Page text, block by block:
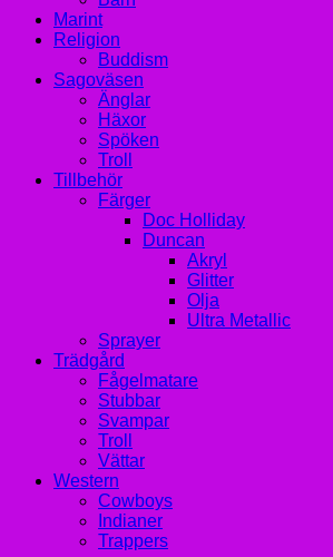
Marint
Religion
Buddism
Sagoväsen
Änglar
Häxor
Spöken
Troll
Tillbehör
Färger
Doc Holliday
Duncan
Akryl
Glitter
Olja
Ultra Metallic
Sprayer
Trädgård
Fågelmatare
Stubbar
Svampar
Troll
Vättar
Western
Cowboys
Indianer
Trappers